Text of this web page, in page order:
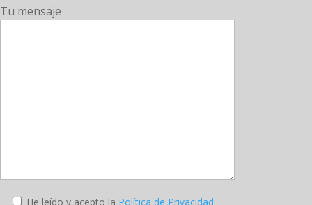
Tu mensaje
He leído y acepto la Política de Privacidad